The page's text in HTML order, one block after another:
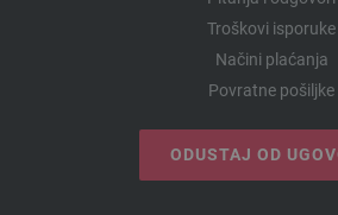
Troškovi isporuke
Načini plaćanja
Povratne pošiljke
ODUSTAJ OD